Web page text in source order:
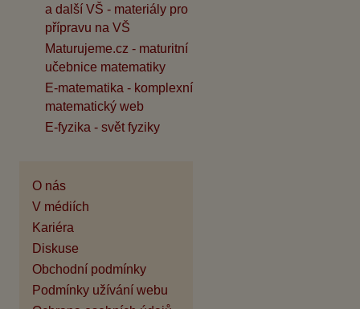
a další VŠ - materiály pro
přípravu na VŠ
Maturujeme.cz - maturitní
učebnice matematiky
E-matematika - komplexní
matematický web
E-fyzika - svět fyziky
O nás
V médiích
Kariéra
Diskuse
Obchodní podmínky
Podmínky užívání webu